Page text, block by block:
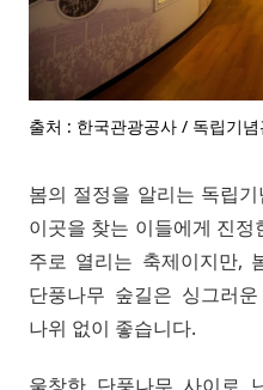
출처 : 한국관광공사 / 독립기
봄의 절정을 알리는 독립
이곳을 찾는 이들에게 진
주로 열리는 축제이지만,
단풍나무 숲길은 싱그러
나위 없이 좋습니다.